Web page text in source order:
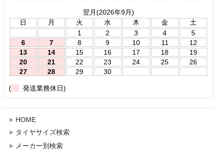
翌月(2026年9月)
日
月 火 水 木 金
土
1
2 3 4
5
6
7 8 9 10 11
12
13
14 15 16 17 18
19
20
21 22 23 24 25
26
27
28 29 30
( 発送業務休日)
HOME
タイヤサイズ検索
メーカー別検索